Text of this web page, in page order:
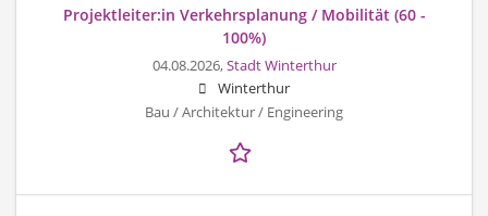
Projektleiter:in Verkehrsplanung / Mobilität (60 -
100%)
04.08.2026,Stadt Winterthur
Winterthur
Bau / Architektur / Engineering